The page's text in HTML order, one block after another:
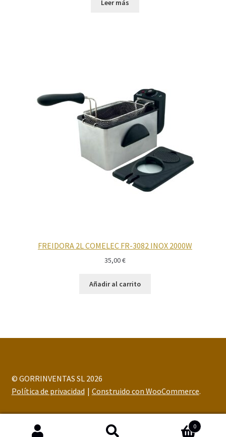
Leer más
FREIDORA 2L COMELEC FR-3082 INOX 2000W
35,00€
Añadir al carrito
© GORRINVENTAS SL 2026
Política de privacidad
Construido con WooCommerce.
0